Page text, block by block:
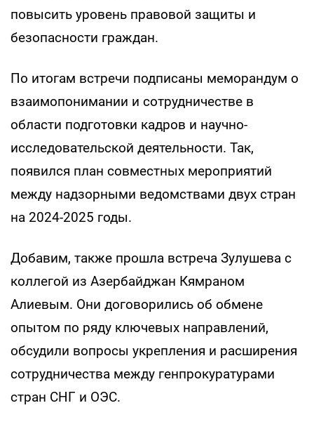
повысить уровень правовой защиты и
безопасности граждан.
По итогам встречи подписаны меморандум о
взаимопонимании и сотрудничестве в
области подготовки кадров и научно-
исследовательской деятельности. Так,
появился план совместных мероприятий
между надзорными ведомствами двух стран
на 2024-2025 годы.
Добавим, также прошла встреча Зулушева с
коллегой из Азербайджан Кямраном
Алиевым. Они договорились об обмене
опытом по ряду ключевых направлений,
обсудили вопросы укрепления и расширения
сотрудничества между генпрокуратурами
стран СНГ и ОЭС.